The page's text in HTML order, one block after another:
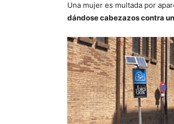
Una mujer es multada por
dándose cabezazos contra